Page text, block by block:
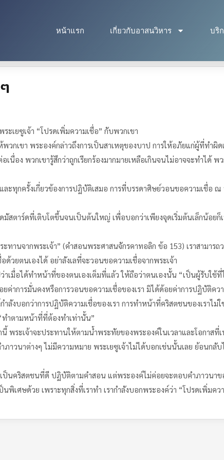
หน้าแรก เกี่ยวกับอาสนวิหาร บริ
ะเยซูเจ้า “โปรดเพิ่มความเชื่อ” กับพวกเขา
วกเขา พระองค์กล่าวถึงการเป็นสาเหตุของบาป การให้อภัยแก่ผู้ที่ทำ
อง พวกเขารู้สึกว่าถูกเรียกร้องมากมายเหลือเกินจนไม่อาจจะทำได้ พ
ละทุกครั้งเกี่ยวข้องการปฏิบัติเสมอ การที่บรรดาศิษย์วอนขอความเชื่อ
ดมัสตาร์ดที่เติบโตขึ้นจนเป็นต้นใหญ่ เพื่อบอกว่าเพียงจุดเริ่มต้นเล็กน้อย
านจากพระเจ้า” (คำสอนพระศาสนจักรคาทอลิก ข้อ 153) เราสามารถ
ด้วยตนเองได้ อย่าลังเลที่จะวอนขอความเชื่อจากพระเจ้า
าเมื่อได้ทำหน้าที่ของตนเองเต็มที่แล้ว ให้ถือว่าตนเองนั้น “เป็นผู้รับใช้
ค่าการมั่นคงหรือการวอนขอความเชื่อของเรา มิได้ด้อยค่าการปฏิบัติค
งบอกว่าการปฏิบัติความเชื่อของเรา การทำหน้าที่คริสตชนของเราไม่
ำตามหน้าที่ที่ต้องทำเท่านั้น”
นี้ พระเจ้าจะประทานให้ตามน้ำพระทัยของพระองค์ในเวลาและโอกาสที่
าวนาต่างๆ ไม่มีความหมาย พระเยซูเจ้าไม่ได้บอกเช่นนั้นเลย ย้อนกลั
ป็นคริสตชนที่ดี ปฏิบัติตามคำสอน แต่พระองค์ไม่ค่อยจะตอบคำภาวนาขอ
เศษด้วย เพราะทุกสิ่งที่เราทำ เรากำลังบอกพระองค์ว่า “โปรดเพิ่มคว